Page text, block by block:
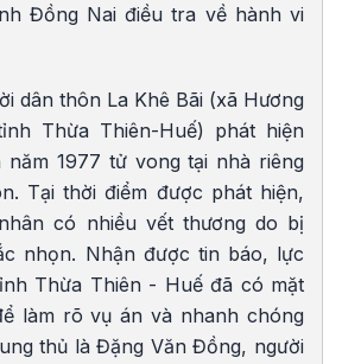
Đồng Nai điều tra về hành vi
dân thôn La Khê Bãi (xã Hương
Thừa Thiên-Huế) phát hiện
năm 1977 tử vong tại nhà riêng
Tại thời điểm được phát hiện,
có nhiều vết thương do bị
nhọn. Nhận được tin báo, lực
Thừa Thiên - Huế đã có mặt
làm rõ vụ án và nhanh chóng
thủ là Đặng Văn Đồng, người